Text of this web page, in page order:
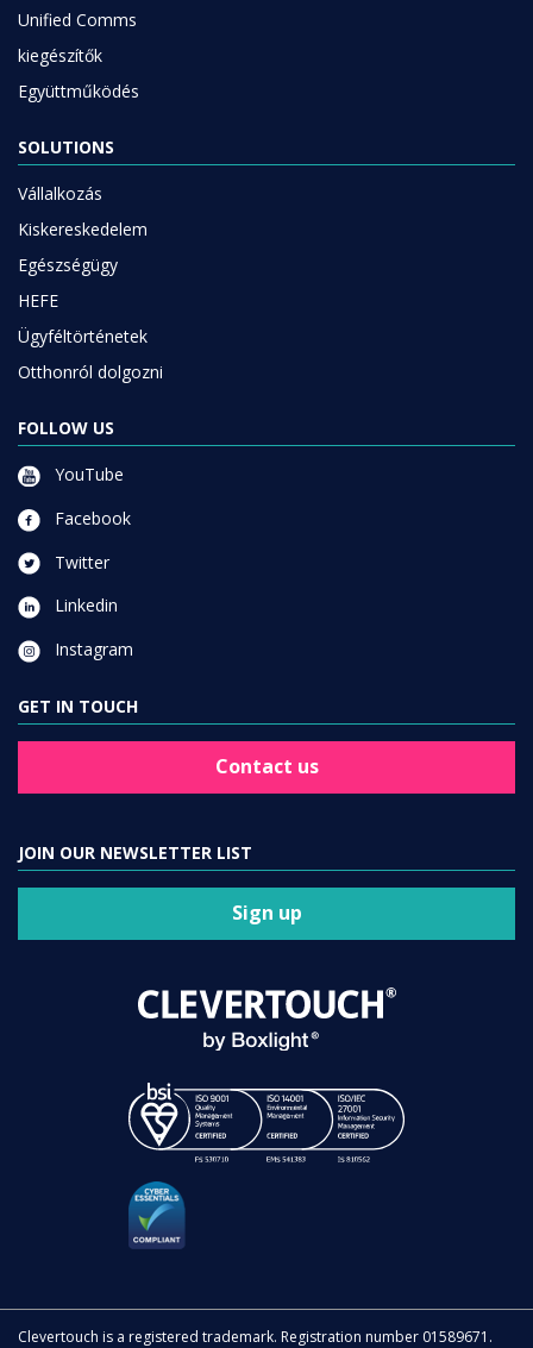
Unified Comms
kiegészítők
Együttműködés
SOLUTIONS
Vállalkozás
Kiskereskedelem
Egészségügy
HEFE
Ügyféltörténetek
Otthonról dolgozni
FOLLOW US
YouTube
Facebook
Twitter
Linkedin
Instagram
GET IN TOUCH
Contact us
JOIN OUR NEWSLETTER LIST
Sign up
Clevertouch is a registered trademark. Registration number 01589671.